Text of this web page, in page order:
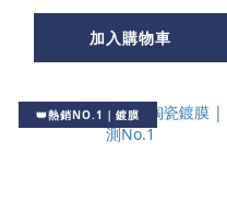
加入購物車
👑熱銷NO.1｜鍍膜